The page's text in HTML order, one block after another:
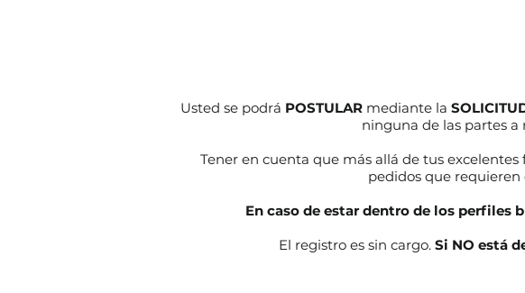
Usted se podrá POSTULAR mediante la
ninguna de las partes a
​Tener en cuenta que más allá de tus
pedidos que requieren
En caso de estar dentro de los perfiles
El registro es sin cargo. Si NO está